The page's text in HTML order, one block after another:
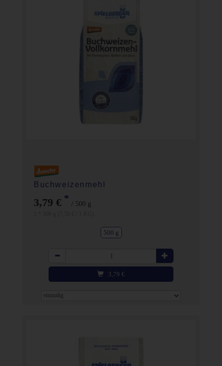
Buchweizenmehl
3,79 € * / 500 g
500 g
Anzahl
3,79 €